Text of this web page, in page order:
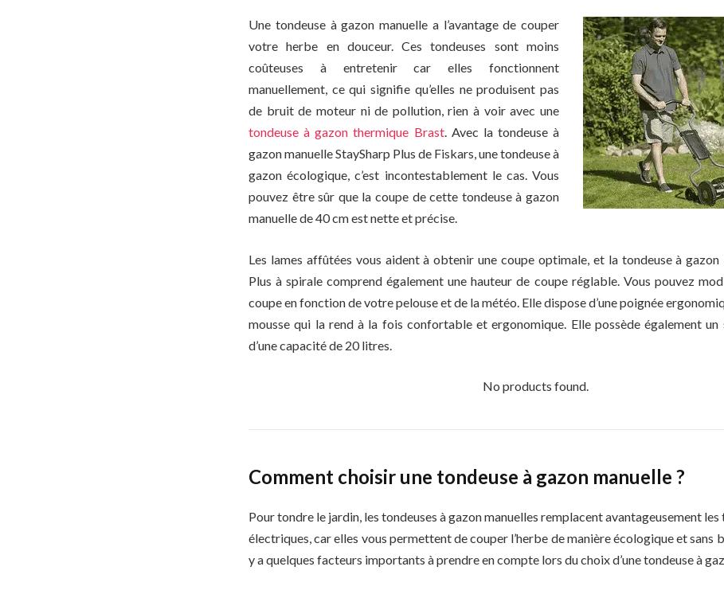
Une tondeuse à gazon manuelle a l’avantage de couper
votre herbe en douceur. Ces tondeuses sont moins
coûteuses à entretenir car elles fonctionnent
manuellement, ce qui signifie qu’elles ne produisent pas
de bruit de moteur ni de pollution, rien à voir avec une
tondeuse à gazon thermique Brast. Avec la tondeuse à
gazon manuelle StaySharp Plus de Fiskars, une tondeuse à
gazon écologique, c’est incontestablement le cas. Vous
pouvez être sûr que la coupe de cette tondeuse à gazon
manuelle de 40 cm est nette et précise.
Les lames affûtées vous aident à obtenir une coupe optimale, et la tondeuse à gazon
Plus à spirale comprend également une hauteur de coupe réglable. Vous pouvez
coupe en fonction de votre pelouse et de la météo. Elle dispose d’une poignée
mousse qui la rend à la fois confortable et ergonomique. Elle possède également un
d’une capacité de 20 litres.
No products found.
Comment choisir une tondeuse à gazon manuelle ?
Pour tondre le jardin, les tondeuses à gazon manuelles remplacent avantageusement les
électriques, car elles vous permettent de couper l’herbe de manière écologique et sans
y a quelques facteurs importants à prendre en compte lors du choix d’une tondeuse à